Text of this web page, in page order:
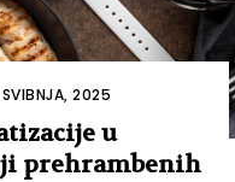
2025
u
prehrambenih